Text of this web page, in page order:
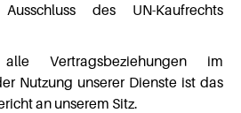
des UN-Kaufrechts
Vertragsbeziehungen im
Nutzung unserer Dienste ist das
an unserem Sitz.